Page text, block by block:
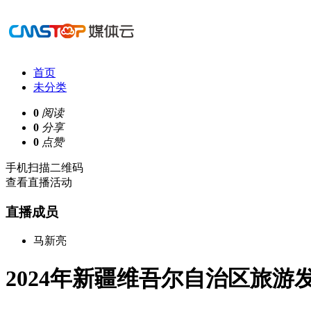
首页
未分类
0 阅读
0 分享
0 点赞
手机扫描二维码
查看直播活动
直播成员
马新亮
2024年新疆维吾尔自治区旅游